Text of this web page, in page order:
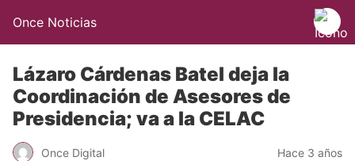
Once Noticias
Lázaro Cárdenas Batel deja la
Coordinación de Asesores de
Presidencia; va a la CELAC
Once Digital Hace 3 años